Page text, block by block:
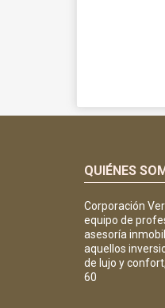
QUIÉNES
Corporación
equipo de
asesoría
aquellos
de lujo y
60